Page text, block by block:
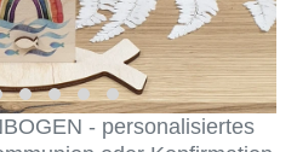
- personalisiertes